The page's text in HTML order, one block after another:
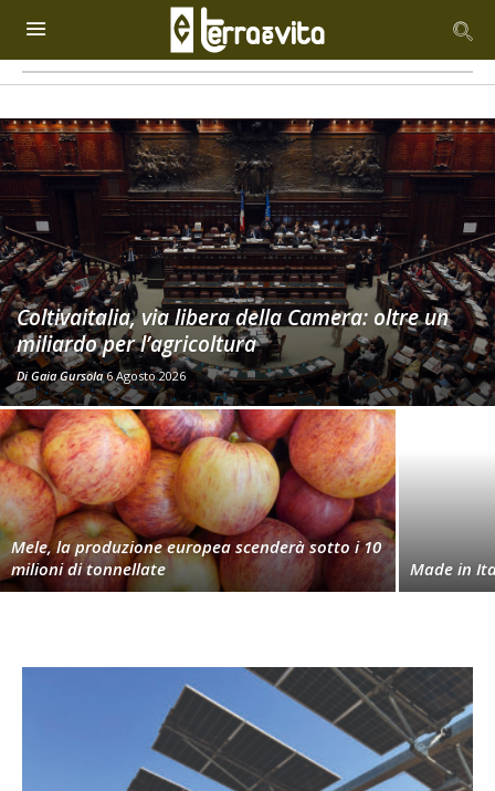
Coltivaitalia, via libera della Camera: oltre un
miliardo per l’agricoltura
DiGaia Gursola 6 Agosto 2026
Mele, la produzione europea scenderà sotto i 10
milioni di tonnellate
Made in